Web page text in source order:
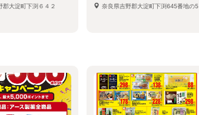
郡大淀町下渕６４２
奈良県吉野郡大淀町下渕645番地の5